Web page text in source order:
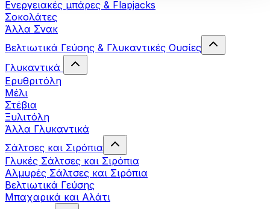
Ενεργειακές μπάρες & Flapjacks
Σοκολάτες
Άλλα Σνακ
Βελτιωτικά Γεύσης & Γλυκαντικές Ουσίες
Γλυκαντικά
Ερυθριτόλη
Μέλι
Στέβια
Ξυλιτόλη
Άλλα Γλυκαντικά
Σάλτσες και Σιρόπια
Γλυκές Σάλτσες και Σιρόπια
Αλμυρές Σάλτσες και Σιρόπια
Bελτιωτικά Γεύσης
Μπαχαρικά και Αλάτι